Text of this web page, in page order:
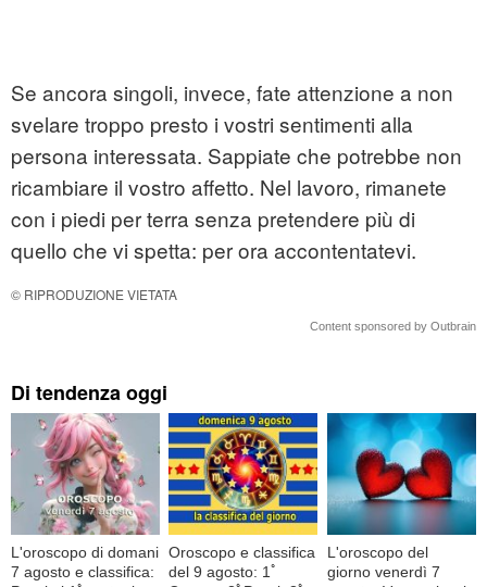
Se ancora singoli, invece, fate attenzione a non
svelare troppo presto i vostri sentimenti alla
persona interessata. Sappiate che potrebbe non
ricambiare il vostro affetto. Nel lavoro, rimanete
con i piedi per terra senza pretendere più di
quello che vi spetta: per ora accontentatevi.
© RIPRODUZIONE VIETATA
Content sponsored by Outbrain
Di tendenza oggi
L'oroscopo di domani
7 agosto e classifica:
Oroscopo e classifica
del 9 agosto: 1ﾟ
L'oroscopo del
giorno venerdì 7